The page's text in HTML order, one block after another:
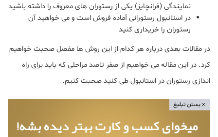
نمایندگی (فرانچایز) یکی از رستوران های معروف را داشته باشید
در استانبول رستورانی آماده فروش است و می خواهید آن
رستوران را خریداری کنید
در مقالات بعدی درباره هر کدام از این روش ها مفصل صحبت خواهیم
کرد. در این مقاله می خواهیم از صفر تاصد مراحلی که باید برای راه
اندازی رستوران در استانبول طی کنید صحبت کنیم.
بستن تبلیغ